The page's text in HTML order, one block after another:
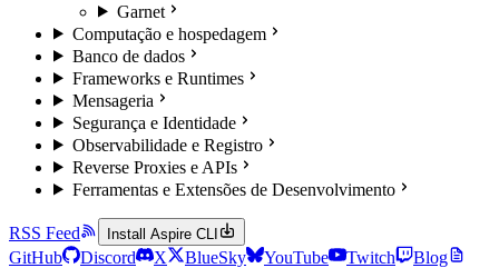
Garnet
Computação e hospedagem
Banco de dados
Frameworks e Runtimes
Mensageria
Segurança e Identidade
Observabilidade e Registro
Reverse Proxies e APIs
Ferramentas e Extensões de Desenvolvimento
RSS Feed Install Aspire CLI
GitHub Discord X BlueSky YouTube Twitch
Blog